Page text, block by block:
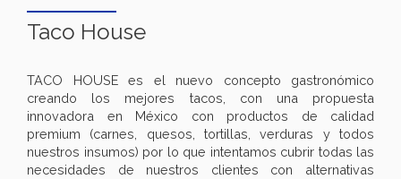
Taco House
TACO HOUSE es el nuevo concepto gastronómico
creando los mejores tacos, con una propuesta
innovadora en México con productos de calidad
premium (carnes, quesos, tortillas, verduras y todos
nuestros insumos) por lo que intentamos cubrir todas las
necesidades de nuestros clientes con alternativas